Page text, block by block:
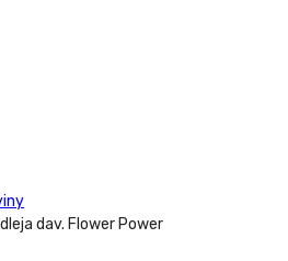
dav. Flower Power